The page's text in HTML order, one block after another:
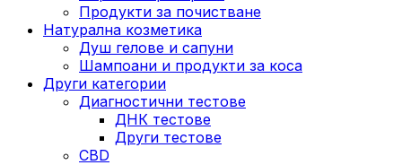
Продукти за почистване
Натурална козметика
Душ гелове и сапуни
Шампоани и продукти за коса
Други категории
Диагностични тестове
ДНК тестове
Други тестове
CBD